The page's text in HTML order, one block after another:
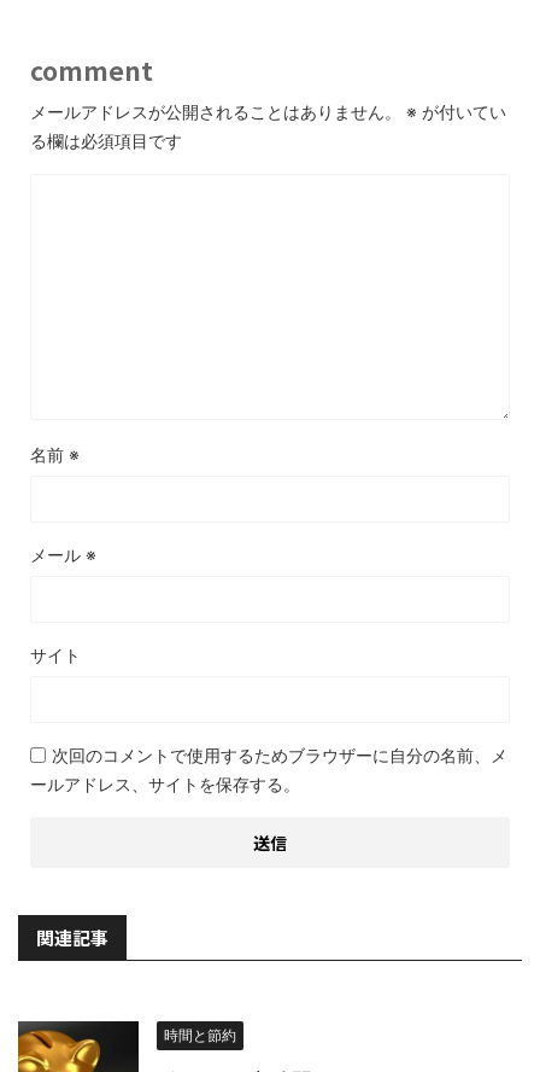
comment
メールアドレスが公開されることはありません。 ※ が付いてい
る欄は必須項目です
名前 ※
メール ※
サイト
次回のコメントで使用するためブラウザーに自分の名前、メ
ールアドレス、サイトを保存する。
関連記事
時間と節約